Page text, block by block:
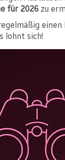
für 2026 zu
einen
lohnt sich!